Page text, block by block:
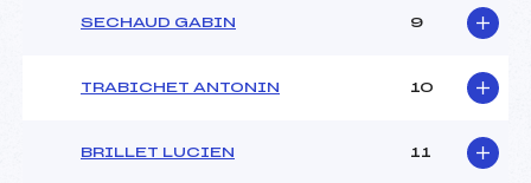
SECHAUD GABIN 9
TRABICHET ANTONIN 10
BRILLET LUCIEN 11